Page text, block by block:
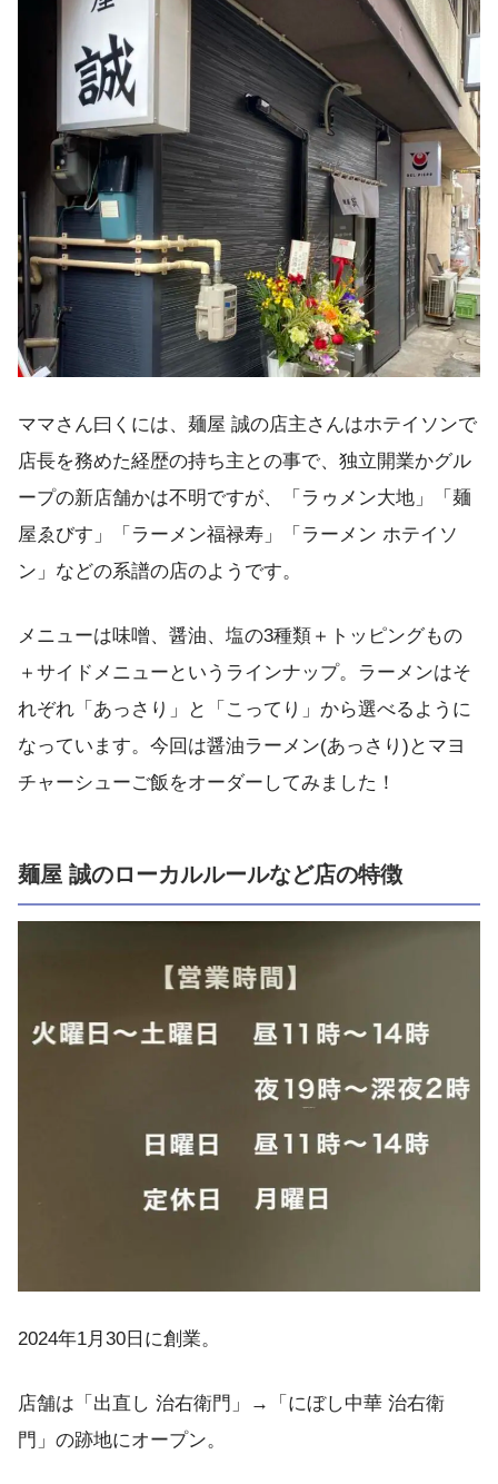
ママさん曰くには、麺屋 誠の店主さんはホテイソンで
店長を務めた経歴の持ち主との事で、独立開業かグル
ープの新店舗かは不明ですが、「ラゥメン大地」「麺
屋ゑびす」「ラーメン福禄寿」「ラーメン ホテイソ
ン」などの系譜の店のようです。
メニューは味噌、醤油、塩の3種類＋トッピングもの
＋サイドメニューというラインナップ。ラーメンはそ
れぞれ「あっさり」と「こってり」から選べるように
なっています。今回は醤油ラーメン(あっさり)とマヨ
チャーシューご飯をオーダーしてみました！
麺屋 誠のローカルルールなど店の特徴
2024年1月30日に創業。
店舗は「出直し 治右衛門」→「にぼし中華 治右衛
門」の跡地にオープン。